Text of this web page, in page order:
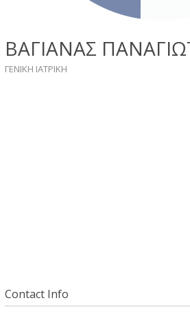
ΒΑΓΙΑΝΑΣ
ΓΕΝΙΚΗ ΙΑΤΡΙΚΗ
Contact Info